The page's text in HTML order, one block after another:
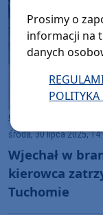
Gmina Tuchomie
środa, 30 lipca 2025,
Wjechał w
kierowca
Tuchomie
Prosimy o
informacji na
danych
POLITYKA